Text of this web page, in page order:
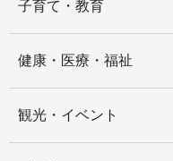
子育て・教育
健康・医療・福祉
観光・イベント